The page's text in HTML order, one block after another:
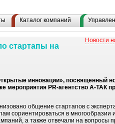
Каталог компаний
Новости
стартапы на
инновации», посвященный
мероприятия PR-агентство А-ТАК
общение стартапов с
сориентироваться в многообразии
а также отвечали на вопросы